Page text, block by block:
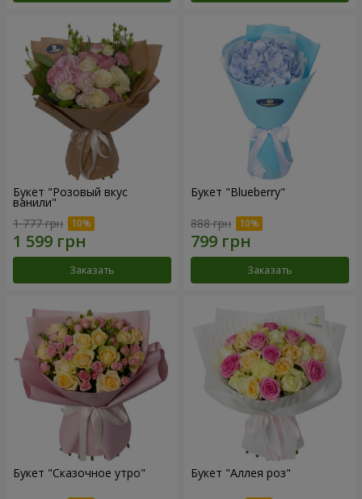
Букет "Розовый вкус
ванили"
1 777 грн
Заказать
Букет "Blueberry"
888 грн
Заказать
Букет "Сказочное утро" Букет "Аллея роз"